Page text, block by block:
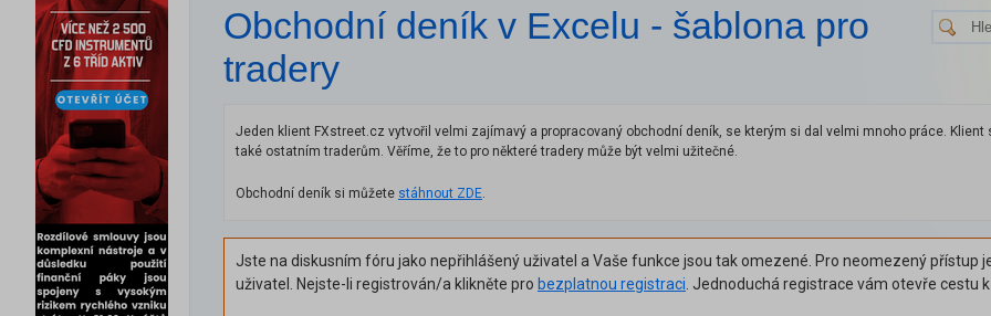
Obchodní deník v Excelu - šablona pro
tradery
Jeden klient FXstreet.cz vytvořil velmi zajímavý a propracovaný obchodní deník, se kterým si dal velmi mnoho práce.
také ostatním traderům. Věříme, že to pro některé tradery může být velmi užitečné.
Obchodní deník si můžete stáhnout ZDE.
Jste na diskusním fóru jako nepřihlášený uživatel a Vaše funkce jsou tak omezené. Pro neomezený přístup
uživatel. Nejste-li registrován/a klikněte pro bezplatnou registraci. Jednoduchá registrace vám otevře cestu